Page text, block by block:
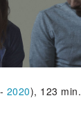
- 2020), 123 min.